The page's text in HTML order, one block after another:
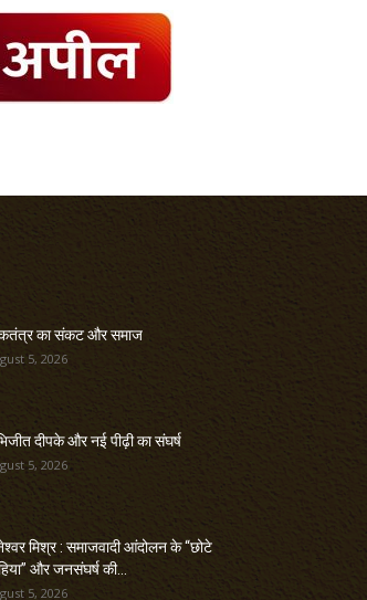
का संकट और समाज
5, 2026
दीपके और नई पीढ़ी का संघर्ष
5, 2026
मिश्र : समाजवादी आंदोलन के “छोटे
और जनसंघर्ष की...
5, 2026